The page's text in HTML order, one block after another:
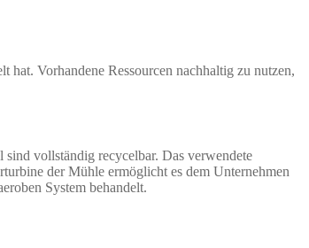
Vorhandene Ressourcen nachhaltig zu nutzen,
vollständig recycelbar. Das verwendete
der Mühle ermöglicht es dem Unternehmen
System behandelt.